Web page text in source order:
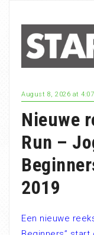
August 8, 2026 at
Nieuwe
Run –
2019
Een nieuwe